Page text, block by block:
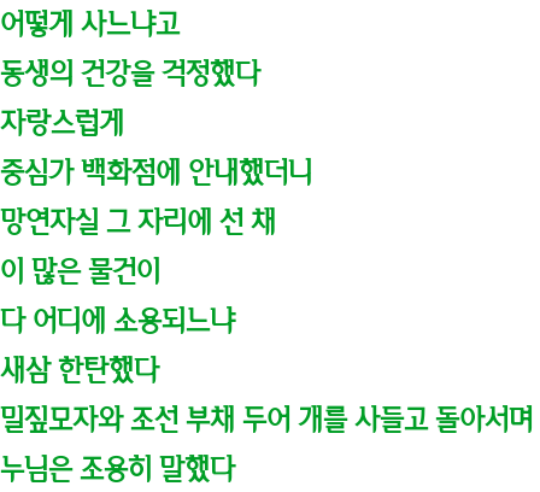
어떻게 사느냐고
동생의 건강을 걱정했다
자랑스럽게
중심가 백화점에 안내했더니
망연자실 그 자리에 선 채
이 많은 물건이
다 어디에 소용되느냐
새삼 한탄했다
밀짚모자와 조선 부채 두어 개를 사들고 돌아서며
누님은 조용히 말했다